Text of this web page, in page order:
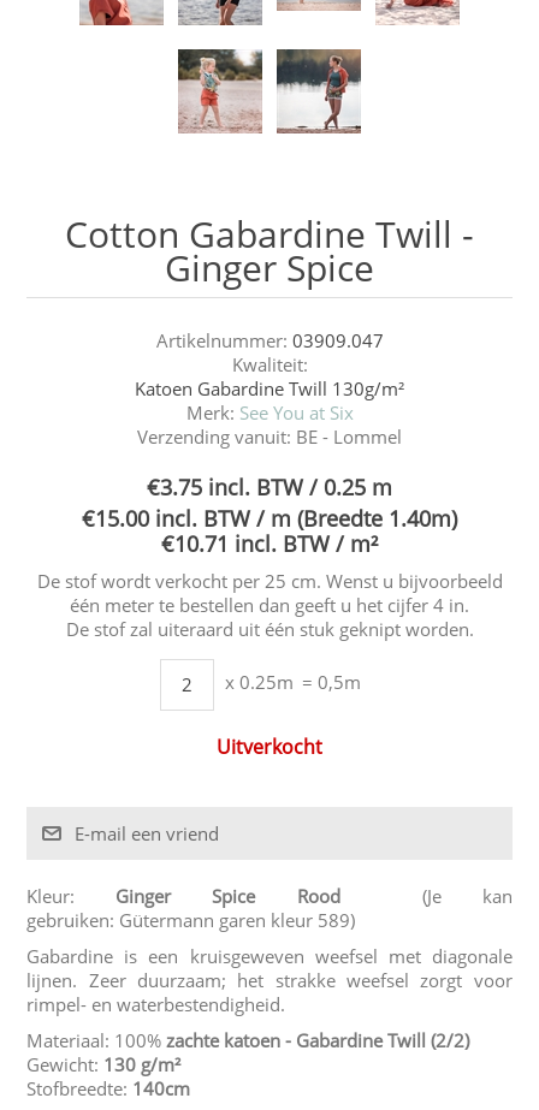
Cotton Gabardine Twill -
Ginger Spice
Artikelnummer: 03909.047
Kwaliteit:
Katoen Gabardine Twill 130g/m²
Merk: See You at Six
Verzending vanuit: BE - Lommel
€3.75 incl. BTW / 0.25 m
€15.00 incl. BTW / m (Breedte 1.40m)
€10.71 incl. BTW / m²
De stof wordt verkocht per 25 cm. Wenst u bijvoorbeeld
één meter te bestellen dan geeft u het cijfer 4 in.
De stof zal uiteraard uit één stuk geknipt worden.
x 0.25m = 0,5m
Uitverkocht
Kleur: Ginger Spice Rood
(Je kan
gebruiken: Gütermann garen kleur 589)
Gabardine is een kruisgeweven weefsel met diagonale
lijnen. Zeer duurzaam; het strakke weefsel zorgt voor
rimpel- en waterbestendigheid.
Materiaal: 100%zachte katoen - Gabardine Twill (2/2)
Gewicht: 130 g/m²
Stofbreedte: 140cm